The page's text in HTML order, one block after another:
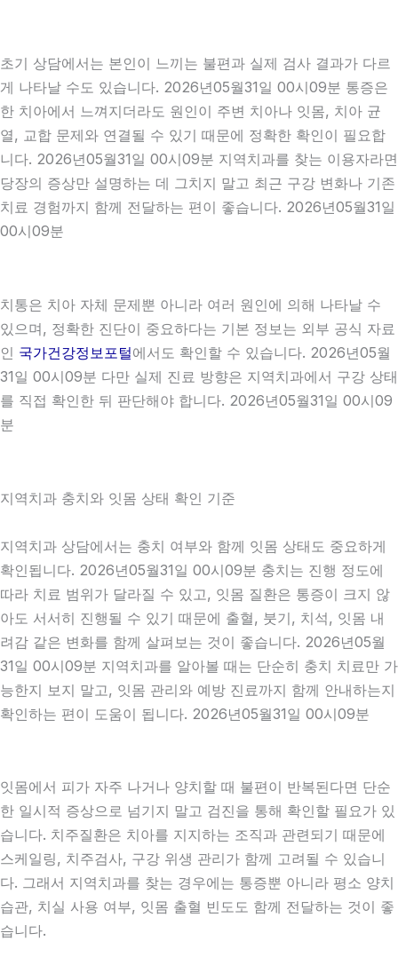
초기 상담에서는 본인이 느끼는 불편과 실제 검사 결과가 다르
게 나타날 수도 있습니다. 2026년05월31일 00시09분 통증은
한 치아에서 느껴지더라도 원인이 주변 치아나 잇몸, 치아 균
열, 교합 문제와 연결될 수 있기 때문에 정확한 확인이 필요합
니다. 2026년05월31일 00시09분 지역치과를 찾는 이용자라면
당장의 증상만 설명하는 데 그치지 말고 최근 구강 변화나 기존
치료 경험까지 함께 전달하는 편이 좋습니다. 2026년05월31일
00시09분
치통은 치아 자체 문제뿐 아니라 여러 원인에 의해 나타날 수
있으며, 정확한 진단이 중요하다는 기본 정보는 외부 공식 자료
인 국가건강정보포털에서도 확인할 수 있습니다. 2026년05월
31일 00시09분 다만 실제 진료 방향은 지역치과에서 구강 상태
를 직접 확인한 뒤 판단해야 합니다. 2026년05월31일 00시09
분
지역치과 충치와 잇몸 상태 확인 기준
지역치과 상담에서는 충치 여부와 함께 잇몸 상태도 중요하게
확인됩니다. 2026년05월31일 00시09분 충치는 진행 정도에
따라 치료 범위가 달라질 수 있고, 잇몸 질환은 통증이 크지 않
아도 서서히 진행될 수 있기 때문에 출혈, 붓기, 치석, 잇몸 내
려감 같은 변화를 함께 살펴보는 것이 좋습니다. 2026년05월
31일 00시09분 지역치과를 알아볼 때는 단순히 충치 치료만 가
능한지 보지 말고, 잇몸 관리와 예방 진료까지 함께 안내하는지
확인하는 편이 도움이 됩니다. 2026년05월31일 00시09분
잇몸에서 피가 자주 나거나 양치할 때 불편이 반복된다면 단순
한 일시적 증상으로 넘기지 말고 검진을 통해 확인할 필요가 있
습니다. 치주질환은 치아를 지지하는 조직과 관련되기 때문에
스케일링, 치주검사, 구강 위생 관리가 함께 고려될 수 있습니
다. 그래서 지역치과를 찾는 경우에는 통증뿐 아니라 평소 양치
습관, 치실 사용 여부, 잇몸 출혈 빈도도 함께 전달하는 것이 좋
습니다.